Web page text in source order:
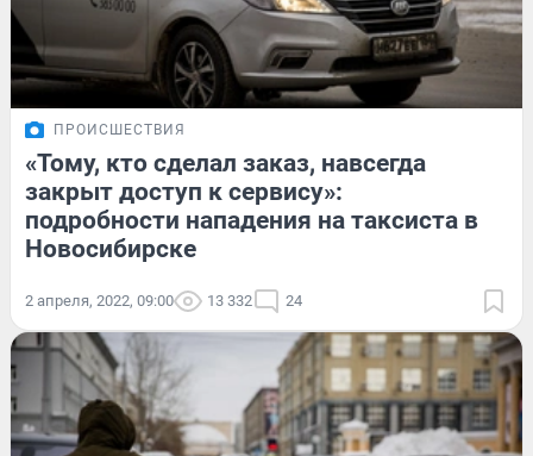
ПРОИСШЕСТВИЯ
«Тому, кто сделал заказ, навсегда
закрыт доступ к сервису»:
подробности нападения на таксиста в
Новосибирске
2 апреля, 2022, 09:00 13 332 24